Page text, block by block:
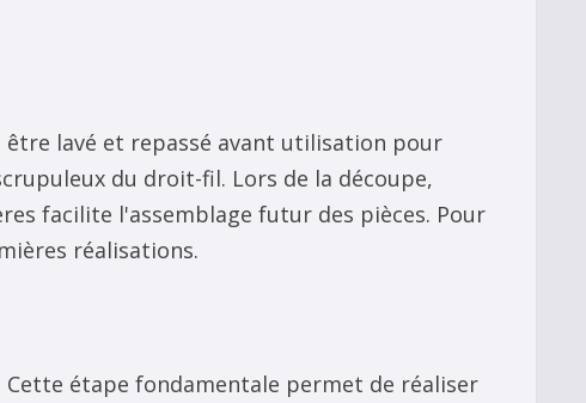
lavé et repassé avant utilisation pour
du droit-fil. Lors de la découpe,
facilite l'assemblage futur des pièces. Pour
réalisations.
étape fondamentale permet de réaliser